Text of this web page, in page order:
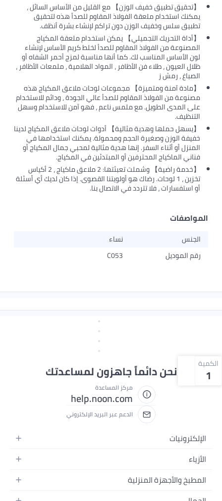
【تحقيق تطبيق خفيف الوزن】 مع القليل من الأساس السائل ،
يمكنك استخدام ملعقة الفولاذ المقاوم للصدأ هذه لتحقيق
تطبيق سلس وخفيف الوزن دون تراكم لإنشاء بشرة أنظف.
【أداة التحريك التجميلي】 يمكن استخدام ملعقة المكياج
المصنوعة من الفولاذ المقاوم للصدأ لخلط كريم الأساس لإنشاء
لون الأساس المناسب لك. كما أنها مناسبة لمزج أحمر الشفاه أو
ظلال العيون ، طلاء فن الأظافر ، المواد الهلامية ، ملمعات الأظافر ،
الصباغ ، رمش ز
【مادة آمنة ومتميزة】 مجموعات لوحات ملاعق المكياج هذه
مصنوعة من الفولاذ المقاوم للصدأ عالي الجودة ، ودائم للاستخدام
على المدى الطويل. مع ملمس ناعم ، فهو آمن للاستخدام وسهل
التنظيف.
【يسهل حملها وهدية مثالية】 أدوات لوحات ملاعق المكياج لدينا
خفيفة الوزن وصغيرة الحجم ومحمولة. يمكنك استخدامها في
المنزل أو أثناء السفر. إنها هدية مثالية لمحبي جمال المكياج أو
فناني الماكياج المحترفين أو المبتدئين في المكياج.
【خدمة راضية】 وشملت تعبئتها: 2 ملاعق ماكياج ، 2 أكياس
تخزين ، 1 لوحات. رضاك هو أولويتنا القصوى. إذا كان لديك أي أسئلة
أو استفسارات ، فلا تتردد في الاتصال بنا.
المواصفات
الجنس
نساء
رقم الموديل
C053
الكمية
1 نحن دائماً جاهزون لمساعدتك
مركز المساعدة
help.noon.com
الدعم عبر البريد الإلكتروني
الإلكترونيات
الجوالات
اللابتوبات
الأزياء
أزياء نسائية
المطبخ والأجهزة المنزلية
الحمام